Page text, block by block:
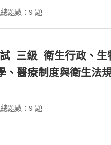
總題數：9 題
_三級_衛生行政、
、醫療制度與衛生法
總題數：9 題